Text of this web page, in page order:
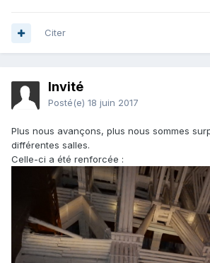
Citer
Invité
Posté(e) 18 juin 2017
Plus nous avançons, plus nous sommes
différentes salles.
Celle-ci a été renforcée :